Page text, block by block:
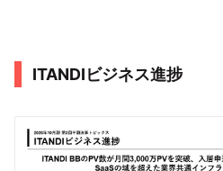
ITANDIビジネス進捗